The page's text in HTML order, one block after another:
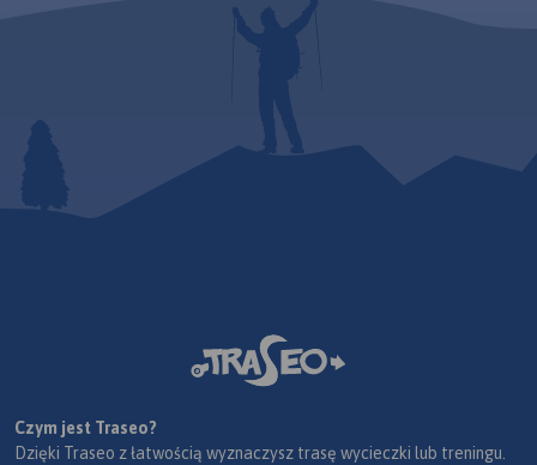
Czym jest Traseo?
Dzięki Traseo z łatwością wyznaczysz trasę wycieczki lub treningu.